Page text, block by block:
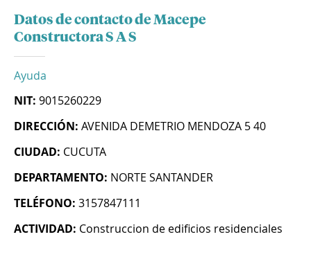
Datos de contacto de Macepe
Constructora S A S
Ayuda
NIT: 9015260229
DIRECCIÓN: AVENIDA DEMETRIO MENDOZA 5 40
CIUDAD: CUCUTA
DEPARTAMENTO: NORTE SANTANDER
TELÉFONO: 3157847111
ACTIVIDAD: Construccion de edificios residenciales